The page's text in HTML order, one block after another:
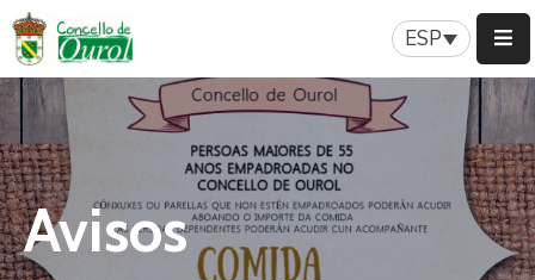
ESP
Inicio
Concello
Servicios
Patrimonio
Avisos